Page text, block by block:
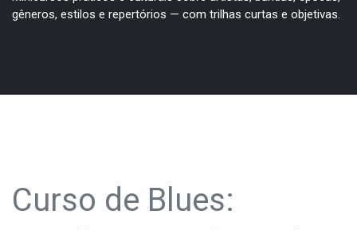
gêneros, estilos e repertórios — com trilhas curtas e objetivas.
Curso de Blues: